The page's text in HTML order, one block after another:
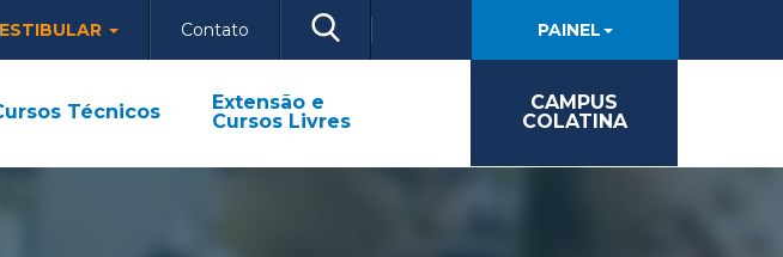
Contato PAINEL
Técnicos
Extensão e
Cursos Livres
CAMPUS
COLATINA